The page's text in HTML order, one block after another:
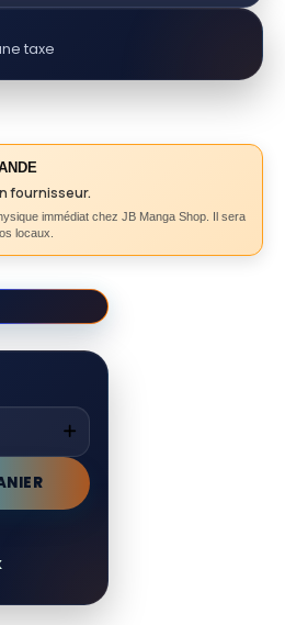
taxe
fournisseur.
immédiat chez JB Manga Shop. Il sera
locaux.